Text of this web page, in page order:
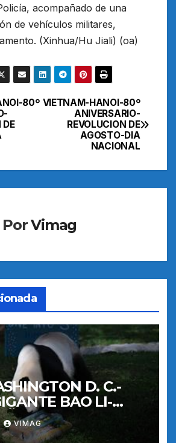
acompañado de una
de vehículos militares,
(Xinhua/Hu Jiali) (oa)
VIETNAM-HANOI-80º
ANIVERSARIO-
REVOLUCION DE
AGOSTO-DIA
NACIONAL
80º
DE
PorVimag
D. C.-
BAO LI-
VIMAG